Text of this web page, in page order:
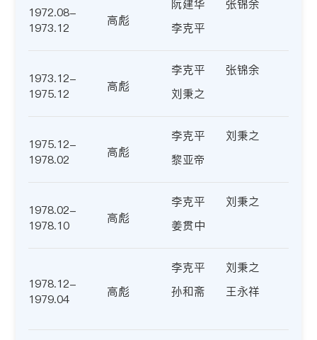
1972.08-
1973.12
高彪
阮建华
张锦余
李克平
1973.12-
1975.12
高彪
李克平
张锦余
刘秉之
1975.12-
1978.02
高彪
李克平
刘秉之
黎亚帝
1978.02-
1978.10
高彪
李克平
刘秉之
姜贯中
1978.12-
1979.04
高彪
李克平
刘秉之
孙和斋
王永祥